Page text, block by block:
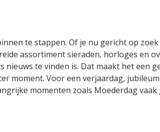
te stappen. Of je nu gericht op
assortiment sieraden, horloges en
te vinden is. Dat maakt het een
moment. Voor een verjaardag,
momenten zoals Moederdag